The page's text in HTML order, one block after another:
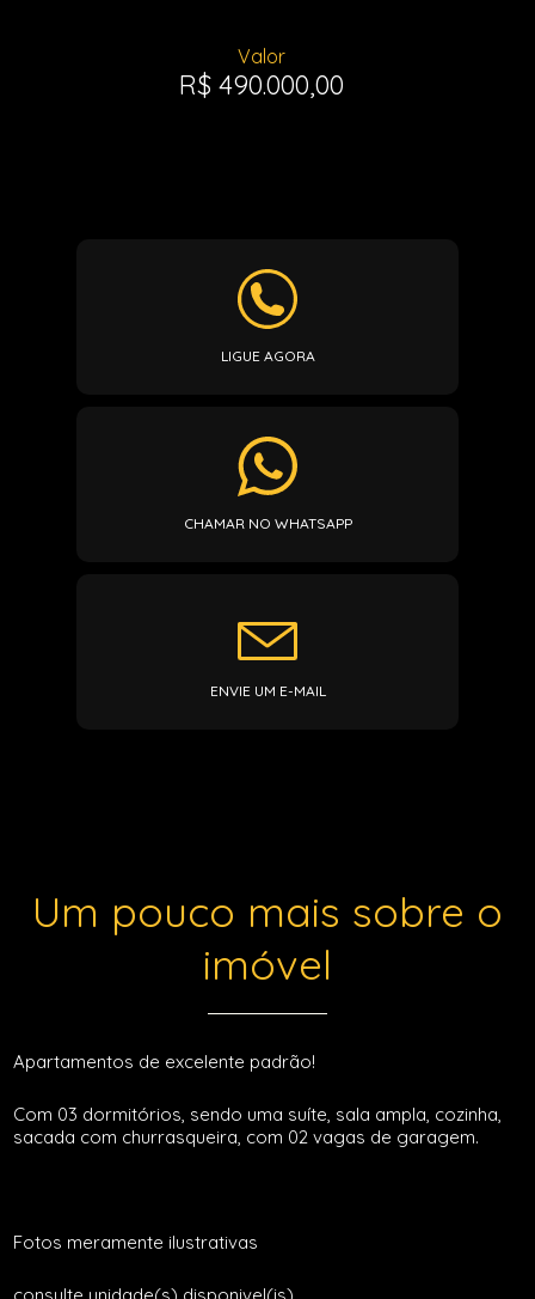
Valor
R$ 490.000,00
LIGUE AGORA
CHAMAR NO WHATSAPP
ENVIE UM E-MAIL
Um pouco mais sobre o
imóvel
Apartamentos de excelente padrão!
Com 03 dormitórios, sendo uma suíte, sala ampla, cozinha,
sacada com churrasqueira, com 02 vagas de garagem.
Fotos meramente ilustrativas